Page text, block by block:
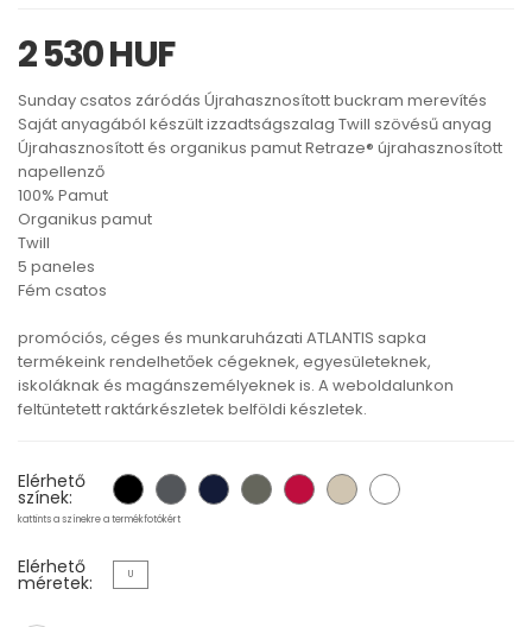
2 530 HUF
Sunday csatos záródás Újrahasznosított buckram merevítés
Saját anyagából készült izzadtságszalag Twill szövésű anyag
Újrahasznosított és organikus pamut Retraze® újrahasznosított
napellenző
100% Pamut
Organikus pamut
Twill
5 paneles
Fém csatos
promóciós, céges és munkaruházati ATLANTIS sapka
termékeink rendelhetőek cégeknek, egyesületeknek,
iskoláknak és magánszemélyeknek is. A weboldalunkon
feltüntetett raktárkészletek belföldi készletek.
Elérhető
színek:
kattints a színekre a termékfotókért
Elérhető
méretek: U